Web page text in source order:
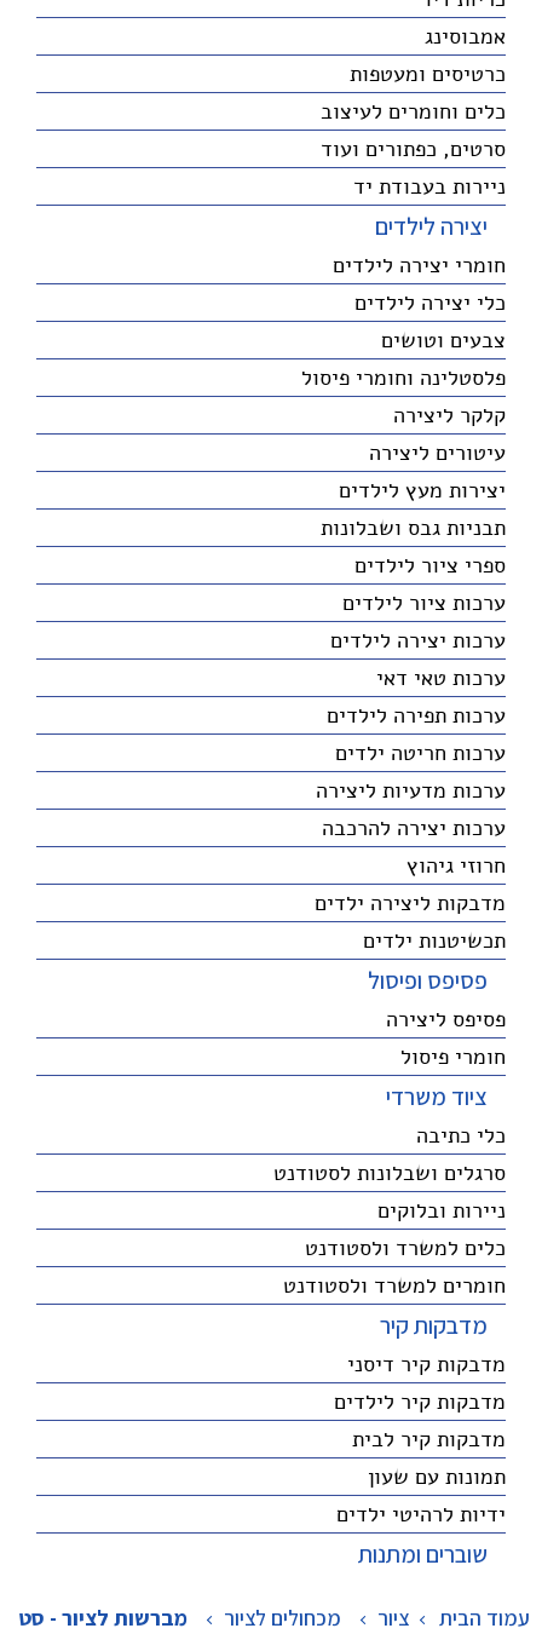
אמבוסינג
כרטיסים ומעטפות
כלים וחומרים לעיצוב
סרטים, כפתורים ועוד
ניירות בעבודת יד
יצירה לילדים
חומרי יצירה לילדים
כלי יצירה לילדים
צבעים וטושים
פלסטלינה וחומרי פיסול
קלקר ליצירה
עיטורים ליצירה
יצירות מעץ לילדים
תבניות גבס ושבלונות
ספרי ציור לילדים
ערכות ציור לילדים
ערכות יצירה לילדים
ערכות טאי דאי
ערכות תפירה לילדים
ערכות חריטה ילדים
ערכות מדעיות ליצירה
ערכות יצירה להרכבה
חרוזי גיהוץ
מדבקות ליצירה ילדים
תכשיטנות ילדים
פסיפס ופיסול
פסיפס ליצירה
חומרי פיסול
ציוד משרדי
כלי כתיבה
סרגלים ושבלונות לסטודנט
ניירות ובלוקים
כלים למשרד ולסטודנט
חומרים למשרד ולסטודנט
מדבקות קיר
מדבקות קיר דיסני
מדבקות קיר לילדים
מדבקות קיר לבית
תמונות עם שעון
ידיות לרהיטי ילדים
שוברים ומתנות
עמוד הבית ציור > מכחולים לציור >
מברשות לציור - סט